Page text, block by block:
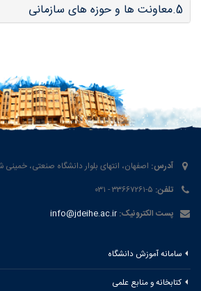
5.معاونت ها و حوزه های سازمانی
آدرس: اصفهان، انتهای بلوار دانشگاه صنعتی،
تلفن: ۵-۳۳۶۶۷۲۶۱ - ۰۳۱
پست الکترونیک: info@jdeihe.ac.ir
سامانه آموزش دانشگاه
کتابخانه و منابع علمی